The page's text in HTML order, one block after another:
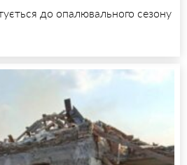
до опалювального сезону